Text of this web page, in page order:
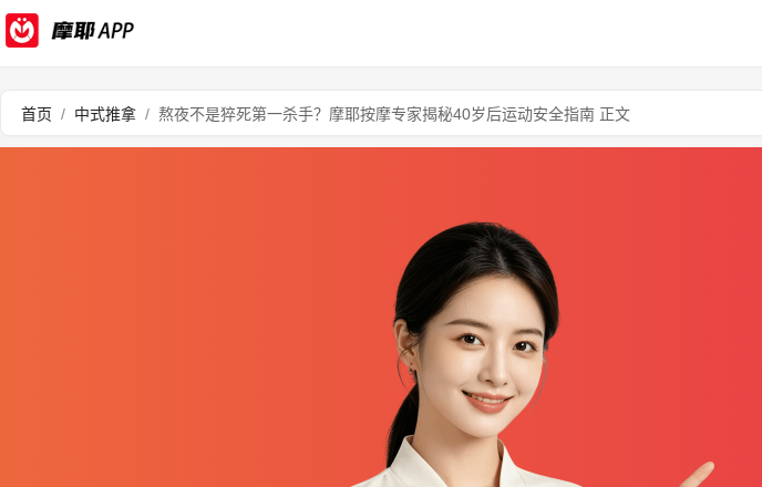
首页 / 中式推拿 / 熬夜不是猝死第一杀手？摩耶按摩专家揭秘40岁后运动安全指南 正文